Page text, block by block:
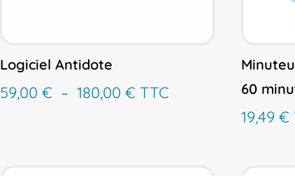
Logiciel Antidote
59,00€ – 180,00€ Plage
TTC
60
19,49 €